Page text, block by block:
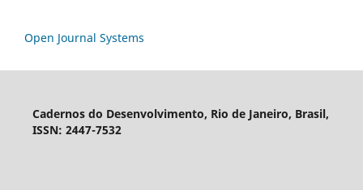
Open Journal Systems
Cadernos do Desenvolvimento, Rio de Janeiro, Brasil,
ISSN: 2447-7532